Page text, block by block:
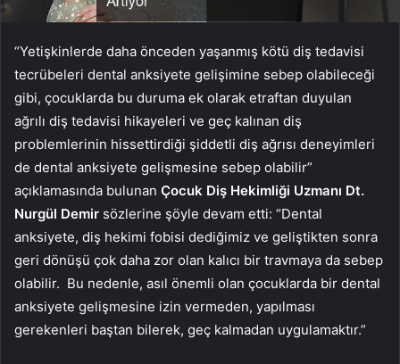
“Yetişkinlerde daha önceden yaşanmış kötü diş tedavisi
tecrübeleri dental anksiyete gelişimine sebep olabileceği
gibi, çocuklarda bu duruma ek olarak etraftan duyulan
ağrılı diş tedavisi hikayeleri ve geç kalınan diş
problemlerinin hissettirdiği şiddetli diş ağrısı deneyimleri
de dental anksiyete gelişmesine sebep olabilir”
açıklamasında bulunan Çocuk Diş Hekimliği Uzmanı Dt.
Nurgül Demir sözlerine şöyle devam etti: “Dental
anksiyete, diş hekimi fobisi dediğimiz ve geliştikten sonra
geri dönüşü çok daha zor olan kalıcı bir travmaya da sebep
olabilir. Bu nedenle, asıl önemli olan çocuklarda bir dental
anksiyete gelişmesine izin vermeden, yapılması
gerekenleri baştan bilerek, geç kalmadan uygulamaktır.”